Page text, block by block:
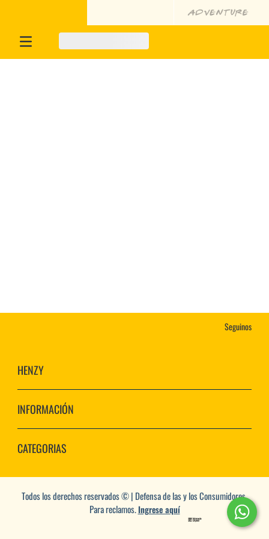
Seguinos
HENZY
INFORMACIÓN
CATEGORIAS
Todos los derechos reservados © | Defensa de las y los Consumidores.
Para reclamos.Ingrese aquí